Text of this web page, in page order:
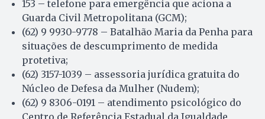
153 – telefone para emergência que aciona a
Guarda Civil Metropolitana (GCM);
(62) 9 9930-9778 – Batalhão Maria da Penha para
situações de descumprimento de medida
protetiva;
(62) 3157-1039 – assessoria jurídica gratuita do
Núcleo de Defesa da Mulher (Nudem);
(62) 9 8306-0191 – atendimento psicológico do